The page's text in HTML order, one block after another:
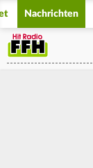
Nachrichten